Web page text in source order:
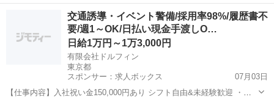
宅にてお受け渡しお願いします。
荻窪駅 その他 レース
交通誘導・イベント警備/採用率98%/履歴書不
要/週1～OK/日払い現金手渡しO…
日給1万円～1万3,000円
有限会社ドルフィン
東京都
スポンサー：求人ボックス
07月03日
【仕事内容】入社祝い金150,000円あり シフト自由&未経験歓迎
・直